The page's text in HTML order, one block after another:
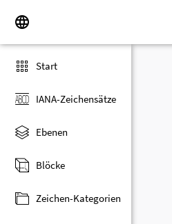
Start
IANA-Zeichensätze
Ebenen
Blöcke
Zeichen-Kategorien